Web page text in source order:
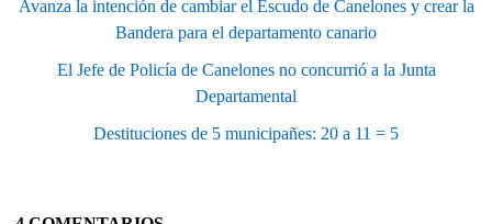
Avanza la intención de cambiar el Escudo de Canelones y crear la
Bandera para el departamento canario
El Jefe de Policía de Canelones no concurrió a la Junta
Departamental
Destituciones de 5 municipañes: 20 a 11 = 5